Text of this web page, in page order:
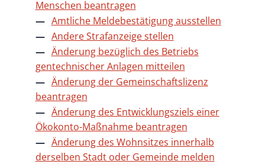
Menschen beantragen
Amtliche Meldebestätigung ausstellen
Andere Strafanzeige stellen
Änderung bezüglich des Betriebs
gentechnischer Anlagen mitteilen
Änderung der Gemeinschaftslizenz
beantragen
Änderung des Entwicklungsziels einer
Ökokonto-Maßnahme beantragen
Änderung des Wohnsitzes innerhalb
derselben Stadt oder Gemeinde melden